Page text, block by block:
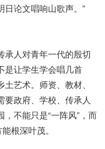
论文唱响山歌声。”
人对青年一代的殷切
是让学生学会唱几首
艺术。师资、教材、
政府、学校、传承人
不能只是“一阵风”，而
根深叶茂。